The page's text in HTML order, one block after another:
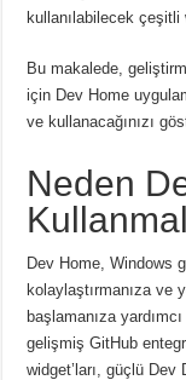
kullanılabilecek çeşitli
Bu makalede,
için Dev Home
ve kullanacağınızı
Neden
Dev Home, Windows
kolaylaştırmanıza ve
başlamanıza
gelişmiş GitHub
widget’ları, güçlü